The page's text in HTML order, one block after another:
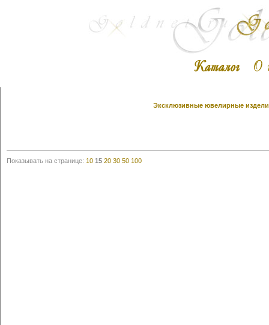
Эксклюзивные ювелирные
Показывать на странице: 10 15 20 30 50 100